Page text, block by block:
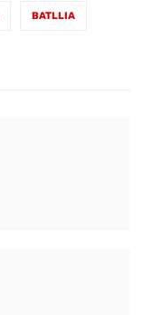
BATLLIA